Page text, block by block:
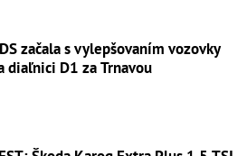
začala s vylepšovaním vozovky
diaľnici D1 za Trnavou